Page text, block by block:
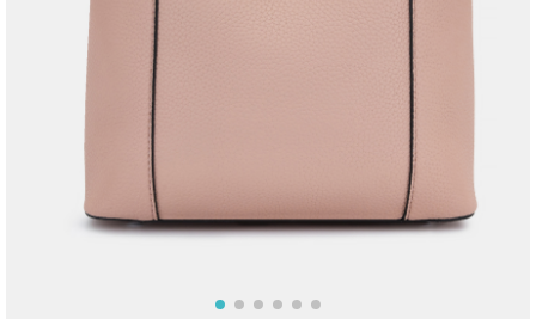
Москва
Да, все верно Изменить город